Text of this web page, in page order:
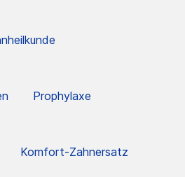
Prophylaxe
Komfort-Zahnersatz